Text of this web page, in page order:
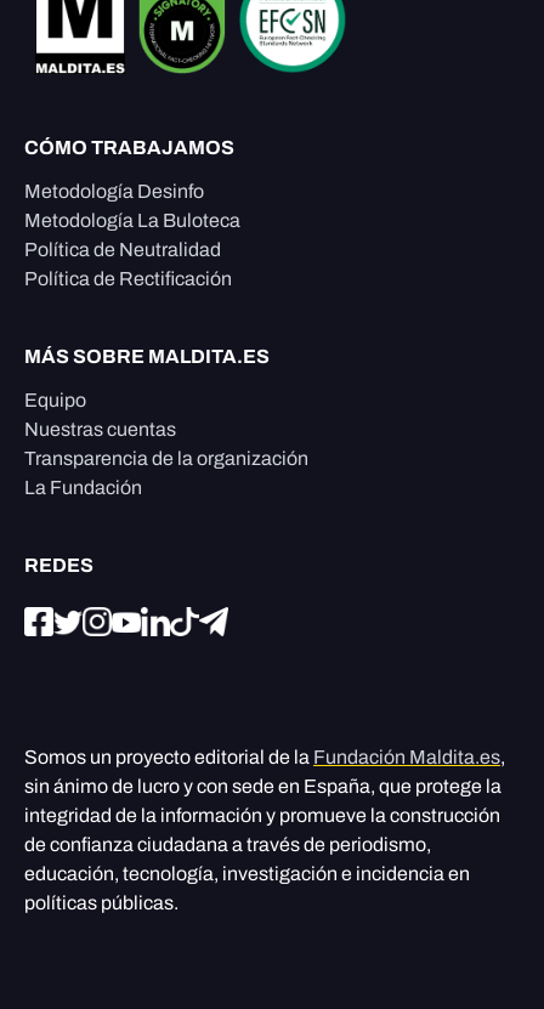
CÓMO TRABAJAMOS
Metodología Desinfo
Metodología La Buloteca
Política de Neutralidad
Política de Rectificación
MÁS SOBRE MALDITA.ES
Equipo
Nuestras cuentas
Transparencia de la organización
La Fundación
REDES
Somos un proyecto editorial de la Fundación Maldita.es,
sin ánimo de lucro y con sede en España, que protege la
integridad de la información y promueve la construcción
de confianza ciudadana a través de periodismo,
educación, tecnología, investigación e incidencia en
políticas públicas.